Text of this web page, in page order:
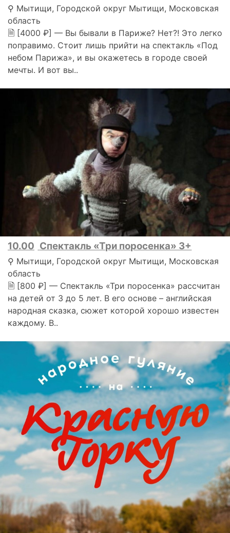
⚲ Мытищи, Городской округ Мытищи, Московская
область
🗎 [4000 ₽] — Вы бывали в Париже? Нет?! Это легко
поправимо. Стоит лишь прийти на спектакль «Под
небом Парижа», и вы окажетесь в городе своей
мечты. И вот вы..
10.00 Спектакль «Три поросенка» 3+
⚲ Мытищи, Городской округ Мытищи, Московская
область
🗎 [800 ₽] — Спектакль «Три поросенка» рассчитан
на детей от 3 до 5 лет. В его основе – английская
народная сказка, сюжет которой хорошо известен
каждому. В..